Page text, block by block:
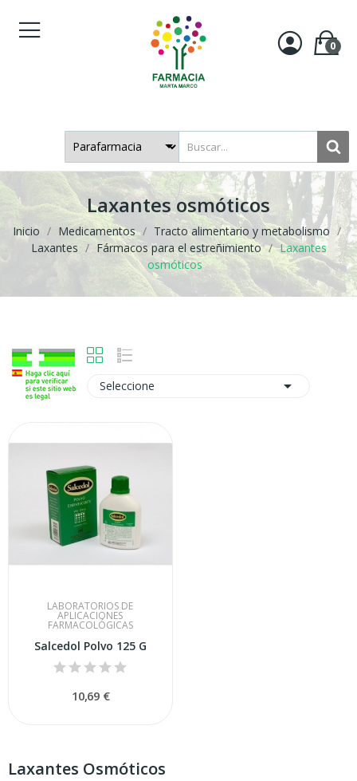
0
Laxantes osmóticos
Inicio Medicamentos
Tracto alimentario y metabolismo
Laxantes
Fármacos para el estreñimiento
Laxantes
osmóticos
Laxantes Osmóticos
Seleccione 
LABORATORIOS DE
APLICACIONES
FARMACOLÓGICAS
Salcedol Polvo 125 G
10,69 €